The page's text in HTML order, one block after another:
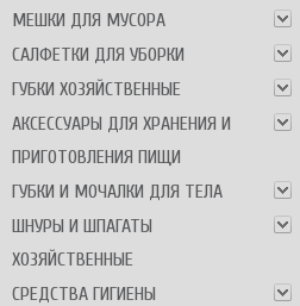
МЕШКИ ДЛЯ МУСОРА
САЛФЕТКИ ДЛЯ УБОРКИ
ГУБКИ ХОЗЯЙСТВЕННЫЕ
АКСЕССУАРЫ ДЛЯ ХРАНЕНИЯ И
ПРИГОТОВЛЕНИЯ ПИЩИ
ГУБКИ И МОЧАЛКИ ДЛЯ ТЕЛА
ШНУРЫ И ШПАГАТЫ
ХОЗЯЙСТВЕННЫЕ
СРЕДСТВА ГИГИЕНЫ